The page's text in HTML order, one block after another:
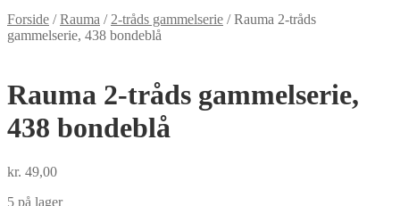
Forside /Rauma / 2-tråds gammelserie /Rauma 2-tråds
gammelserie, 438 bondeblå
Rauma 2-tråds gammelserie,
438 bondeblå
kr. 49,00
5 på lager